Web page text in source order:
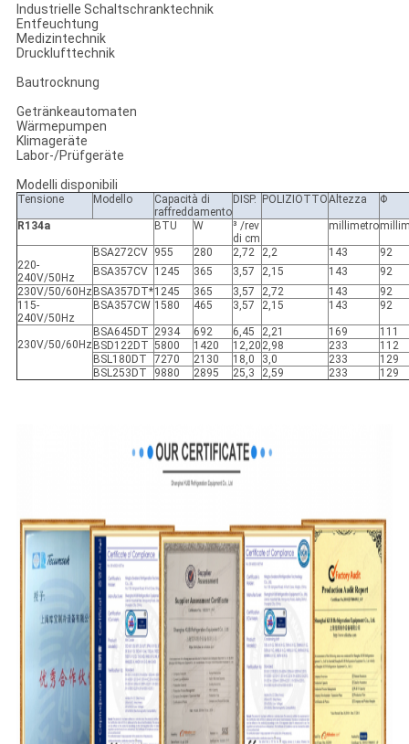
Industrielle Schaltschranktechnik
Entfeuchtung
Medizintechnik
Drucklufttechnik
Bautrocknung
Getränkeautomaten
Wärmepumpen
Klimageräte
Labor-/Prüfgeräte
Modelli disponibili
Tensione Modello
Capacità di
raffreddamento
DISP. POLIZIOTTOAltezza Φ
R134a BTU W
³ /rev
di cm
millimetro
220-
240V/50Hz
BSA272CV 955 280 2,72 2,2 143
92
BSA357CV 1245 365 3,57 2,15 143
92
230V/50/60Hz BSA357DT*1245 365 3,57 2,72 143
92
115-
240V/50Hz
BSA357CW 1580 465 3,57 2,15 143 92
230V/50/60Hz
BSA645DT 2934 692 6,45 2,21 169
111
BSD122DT 5800 1420 12,20 2,98 233
112
BSL180DT
7270 2130 18,0 3,0 233
129
BSL253DT
9880 2895 25,3 2,59 233 129